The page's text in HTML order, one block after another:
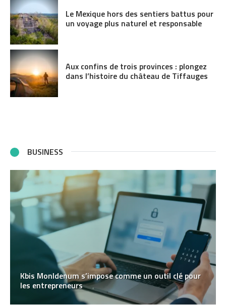
Le Mexique hors des sentiers battus pour
un voyage plus naturel et responsable
Aux confins de trois provinces : plongez
dans l’histoire du château de Tiffauges
BUSINESS
Kbis MonIdenum s’impose comme un outil clé pour
les entrepreneurs